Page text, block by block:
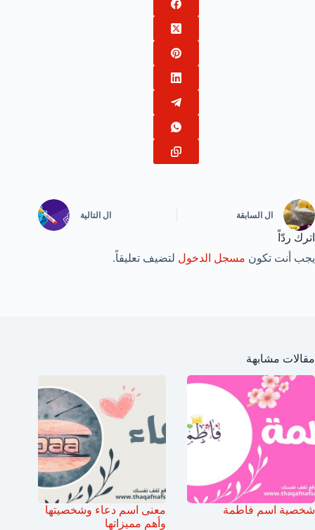
ال السابقة ال التالية
اترك ردّاً
يجب أنت تكون مسجل الدخول لتضيف تعليقاً.
مقالات مشابهة
شخصية اسم فاطمة
معنى اسم دعاء وشخصيتها
وأهم مميزاتها